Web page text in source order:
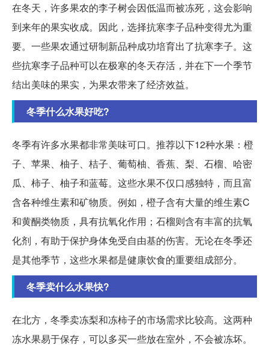
在冬天，许多果农的李子树会因低温而被冻死，这会影响
到来年的果实收成。因此，选择抗寒李子品种变得尤为重
要。一些果农通过研制新品种成功培育出了抗寒李子。这
些抗寒李子品种可以在极寒的冬天存活，并在下一个季节
结出美味的果实，为果农带来了经济效益。
冬季什么水果好吃?
冬季有许多水果都非常美味可口。推荐以下12种水果：橙
子、苹果、柚子、桔子、葡萄柚、香蕉、梨、石榴、哈密
瓜、柿子、柚子和蓝莓。这些水果不仅口感独特，而且富
含各种维生素和矿物质。例如，橙子含有大量的维生素C
和黄酮类物质，具有抗氧化作用；石榴则含有丰富的抗氧
化剂，有助于保护身体免受自由基的伤害。无论在冬季还
是其他季节，这些水果都是健康饮食的重要组成部分。
冬季卖什么水果快?
在北方，冬季卖冻梨和冻柿子的市场需求比较高。这两种
冻水果易于保存，可以多买一些放在室外，不会被冻坏。